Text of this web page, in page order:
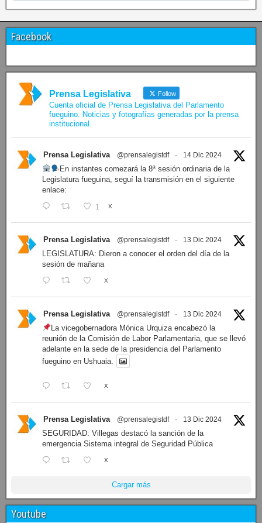
Facebook
Prensa Legislativa Follow
Cuenta oficial de Prensa Legislativa del Parlamento
fueguino. Noticias y fotografías generadas por la prensa
institucional.
Prensa Legislativa @prensalegistdf · 14 Dic 2024
En instantes comezará la 8ª sesión ordinaria de la
Legislatura fueguina, seguí la transmisión en el siguiente
enlace:
1 X
Prensa Legislativa @prensalegistdf · 13 Dic 2024
LEGISLATURA: Dieron a conocer el orden del día de la
sesión de mañana
X
Prensa Legislativa @prensalegistdf · 13 Dic 2024
La vicegobernadora Mónica Urquiza encabezó la
reunión de la Comisión de Labor Parlamentaria, que se llevó
adelante en la sede de la presidencia del Parlamento
fueguino en Ushuaia.
X
Prensa Legislativa @prensalegistdf · 13 Dic 2024
SEGURIDAD: Villegas destacó la sanción de la
emergencia Sistema integral de Seguridad Pública
X
Cargar más
Youtube